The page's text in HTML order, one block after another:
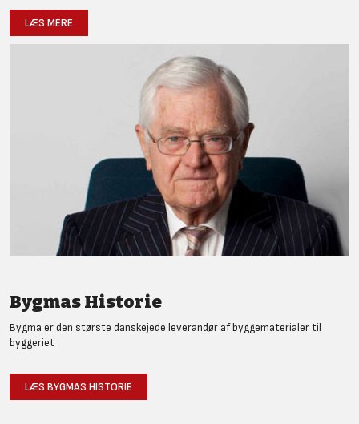
LÆS MERE
Bygmas Historie
Bygma er den største danskejede leverandør af byggematerialer til
byggeriet
LÆS BYGMAS HISTORIE